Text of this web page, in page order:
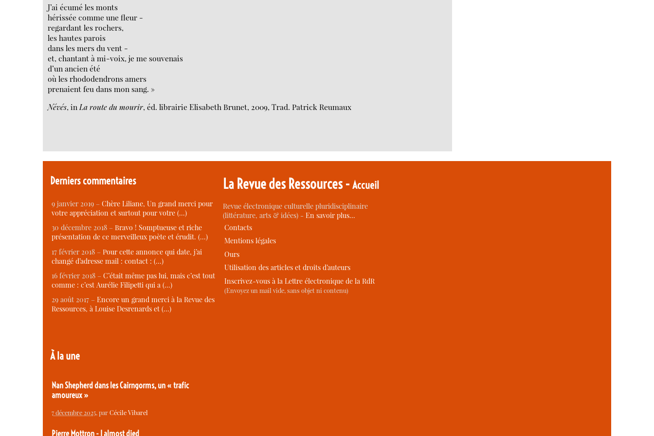
J’ai écumé les monts
hérissée comme une fleur -
regardant les rochers,
les hautes parois
dans les mers du vent -
et, chantant à mi-voix, je me souvenais
d’un ancien été
où les rhododendrons amers
prenaient feu dans mon sang. »
Névés, in La route du mourir, éd. librairie Elisabeth Brunet, 2009, Trad. Patrick Reumaux
Derniers commentaires
9 janvier 2019 – Chère Liliane, Un grand merci pour
votre appréciation et surtout pour votre (…)
30 décembre 2018 – Bravo ! Somptueuse et riche
présentation de ce merveilleux poète et érudit. (…)
17 février 2018 – Pour cette annonce qui date, j’ai
changé d’adresse mail : contact : (…)
16 février 2018 – C’était même pas lui, mais c’est tout
comme : c’est Aurélie Filipetti qui a (…)
29 août 2017 – Encore un grand merci à la Revue des
Ressources, à Louise Desrenards et (…)
À la une
Nan Shepherd dans les Cairngorms, un « trafic
amoureux »
7 décembre 2025, parCécile Vibarel
Pierre Mottron - I almost died
La Revue des Ressources -Accueil
Revue électronique culturelle pluridisciplinaire
(littérature, arts & idées) -En savoir plus…
Contacts
Mentions légales
Ours
Utilisation des articles et droits d’auteurs
Inscrivez-vous à la Lettre électronique de la RdR
(Envoyez un mail vide, sans objet ni contenu)